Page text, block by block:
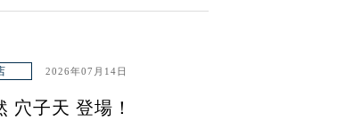
2026年07月14日
穴子天 登場！